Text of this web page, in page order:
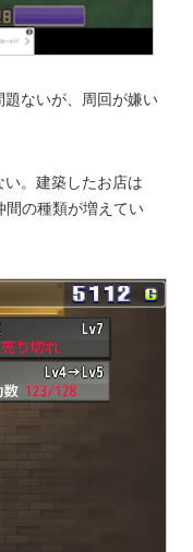
ないが、周回が嫌い
。建築したお店は
間の種類が増えてい